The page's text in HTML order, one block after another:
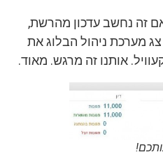
אם זה נחשב עדכון מהרשת,
מערכת ניהול הבלוג את